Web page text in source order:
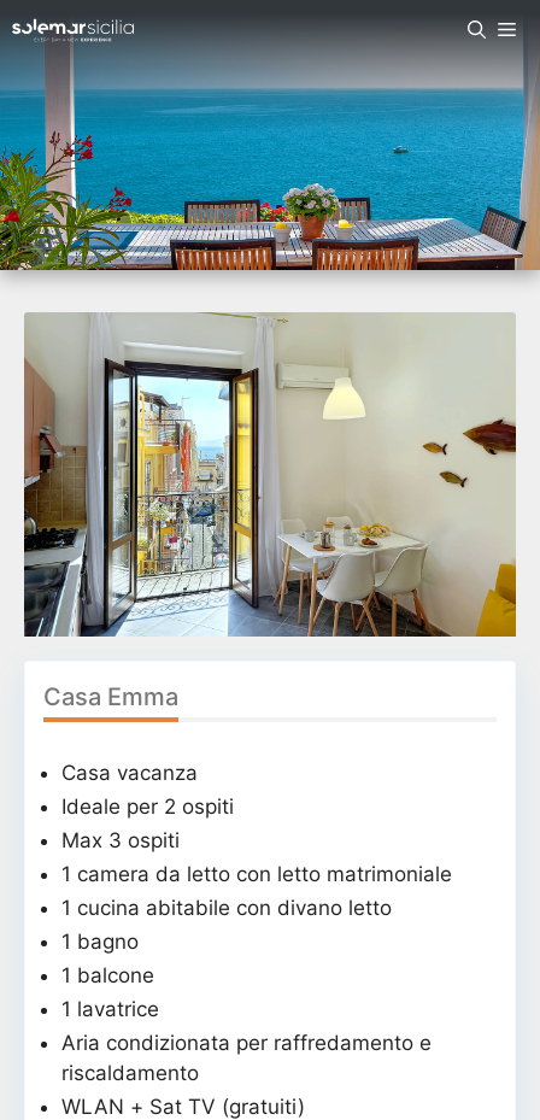
Casa Emma
Casa vacanza
Ideale per 2 ospiti
Max 3 ospiti
1 camera da letto con letto matrimoniale
1 cucina abitabile con divano letto
1 bagno
1 balcone
1 lavatrice
Aria condizionata per raffredamento e
riscaldamento
WLAN + Sat TV (gratuiti)